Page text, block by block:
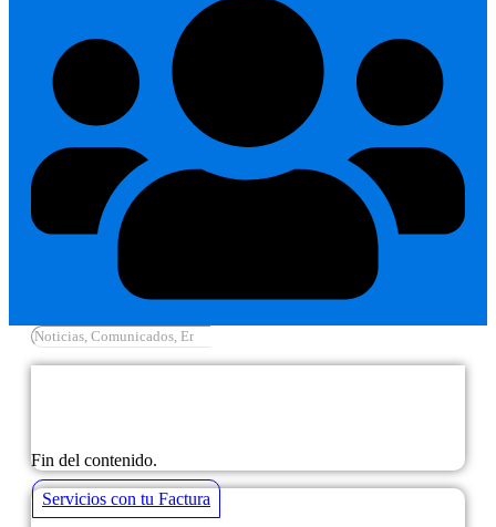
Fin del contenido.
Servicios con tu Factura